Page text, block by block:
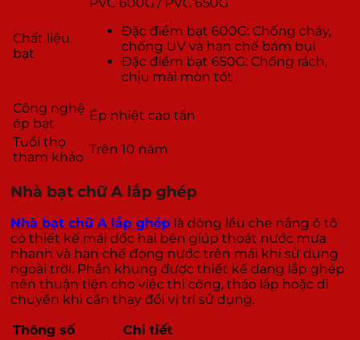
Chất liệu
bạt
Đặc điểm bạt 600G: Chống cháy,
chống UV và hạn chế bám bụi
Đặc điểm bạt 650G: Chống rách,
chịu mài mòn tốt
Công nghệ
ép bạt
Ép nhiệt cao tần
Tuổi thọ
tham khảo
Trên 10 năm
Nhà bạt chữ A lắp ghép
Nhà bạt chữ A lắp ghép là dòng lều che nắng ô tô
có thiết kế mái dốc hai bên giúp thoát nước mưa
nhanh và hạn chế đọng nước trên mái khi sử dụng
ngoài trời. Phần khung được thiết kế dạng lắp ghép
nên thuận tiện cho việc thi công, tháo lắp hoặc di
chuyển khi cần thay đổi vị trí sử dụng.
Thông số
Chi tiết